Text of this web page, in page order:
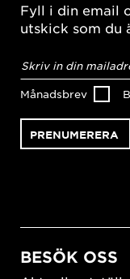
Fyll i din email
utskick som du
postadress*
Månadsbrev
BESÖK OSS